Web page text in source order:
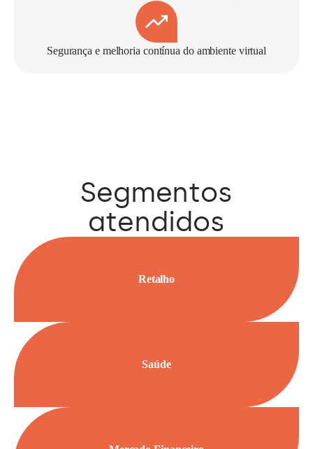
Segurança e melhoria contínua do ambiente virtual
Segmentos
atendidos
Retalho
Saúde